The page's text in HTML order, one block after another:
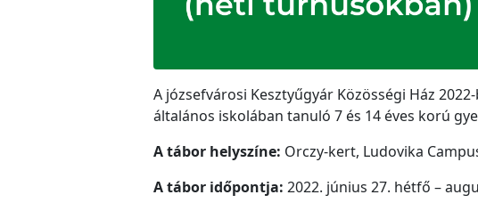
A józsefvárosi Kesztyűgyár Közösségi Ház
általános iskolában tanuló 7 és 14 éves korú
A tábor helyszíne: Orczy-kert, Ludovika
A tábor időpontja: 2022. június 27. hétfő –